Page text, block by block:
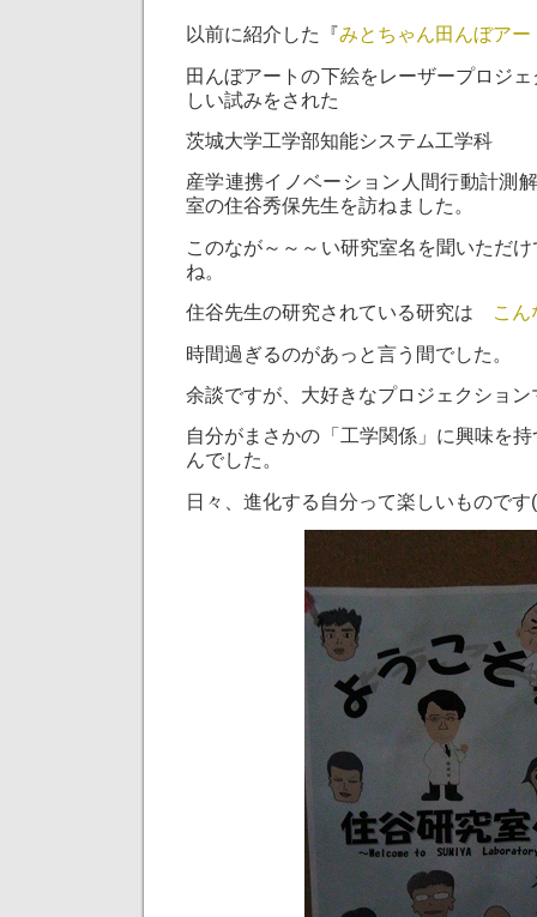
以前に紹介した『みとちゃん田んぼアー
田んぼアートの下絵をレーザープロジ
しい試みをされた
茨城大学工学部知能システム工学科
産学連携イノベーション人間行動計測
室の住谷秀保先生を訪ねました。
このなが～～～い研究室名を聞いただ
ね。
住谷先生の研究されている研究は
こん
時間過ぎるのがあっと言う間でした。
余談ですが、大好きなプロジェクショ
自分がまさかの「工学関係」に興味を
んでした。
日々、進化する自分って楽しいものです